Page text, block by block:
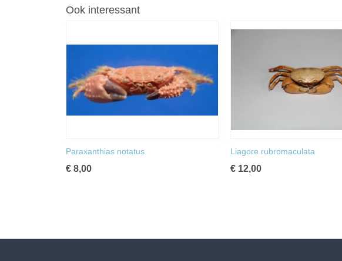
Ook interessant
Paraxanthias notatus
€ 8,00
Liagore rubromaculata
€ 12,00